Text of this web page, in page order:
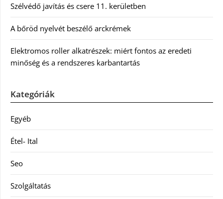
Szélvédő javítás és csere 11. kerületben
A bőröd nyelvét beszélő arckrémek
Elektromos roller alkatrészek: miért fontos az eredeti
minőség és a rendszeres karbantartás
Kategóriák
Egyéb
Étel- Ital
Seo
Szolgáltatás